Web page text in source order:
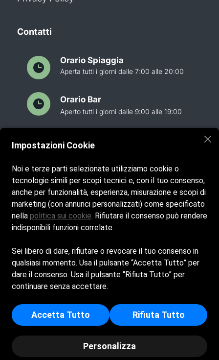
Contatti
Orario Spiaggia
Aperta tutti i giorni dalle 7:00 alle 20:00
Orario Bar
Aperto tutti i giorni dalle 9:00 alle 19:00
Chiuso martedì, aperto a pranzo tutti i giorni
Email
carla6709@gmail.com
Telefono
Capolinaro 91 S.R.L. - Sede Legale: PIAZZA
(RM) - Capitale Sociale Euro 30000 - Iscritta al
registro delle imprese di Roma - p.i/c.f: 11260401002 -
© Copyright - Capolinaro Beach | Powered by
Spiagge.it
Impostazioni Cookie
Noi e terze parti selezionate utilizziamo cookie o
tecnologie simili per scopi tecnici e, con il tuo consenso,
anche per funzionalità, esperienza, misurazione e scopi di
marketing (con annunci personalizzati) come specificato
nella politica sui cookie. Rifiutare il consenso può rendere
indisponibili funzioni correlate.
Sei libero di dare, rifiutare o revocare il tuo consenso in
qualsiasi momento. Usa il pulsante “Accetta Tutto” per
dare il consenso. Usa il pulsante “Rifiuta Tutto” per
continuare senza accettare.
Accetta Tutto Rifiuta Tutto
Personalizza